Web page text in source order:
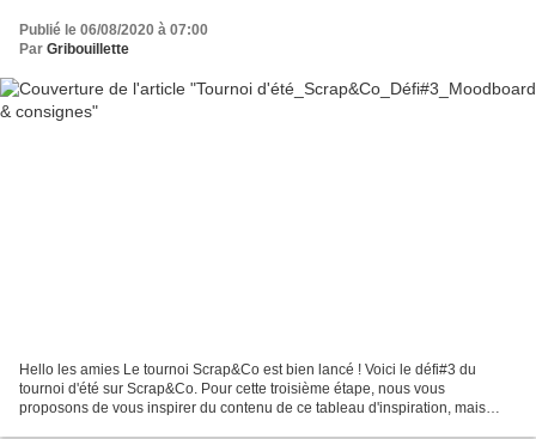
Publié le 06/08/2020 à 07:00
Par Gribouillette
Hello les amies Le tournoi Scrap&Co est bien lancé ! Voici le défi#3 du
tournoi d'été sur Scrap&Co. Pour cette troisième étape, nous vous
proposons de vous inspirer du contenu de ce tableau d'inspiration, mais